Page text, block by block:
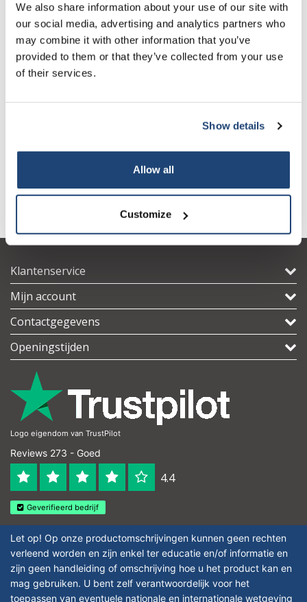
We also share information about your use of our site with
our social media, advertising and analytics partners who
may combine it with other information that you’ve
provided to them or that they’ve collected from your use
of their services.
Show details
Allow all
Customize
Naast het algemene gebruik als een veilige bron van hydrazine,
wordt de verbinding gebruikt als katalysator bij het maken van
vezels uit acetaat, bij de analyse en synthese van mineralen en
bij het testen op arseen in metalen.
Hydrazinesulfaat is gebruikt als alternatieve medische
behandeling voor het verlies van eetlust (anorexia) en snel
geassocieerd.
Klantenservice
Mijn account
Contactgegevens
Openingstijden
Logo eigendom van TrustPilot
Reviews 273 - Goed
4.4
Geverifieerd bedrijf
Let op! Op onze productomschrijvingen kunnen geen rechten
verleend worden en zijn enkel ter educatie en/of informatie en
zijn geen handleiding of omschrijving hoe u het product kan en
mag gebruiken. U bent zelf verantwoordelijk voor het
toepassen van eventuele nationale en internationale wetgeving